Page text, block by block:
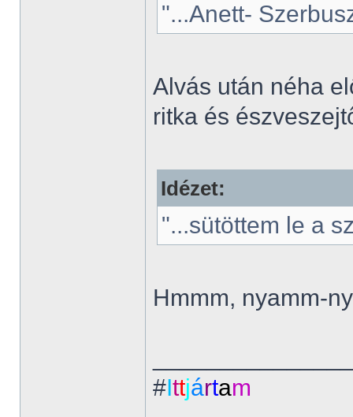
"...Anett-
Alvás után néha
ritka és
Idézet:
"...sütöttem le a
Hmmm, nyamm-
#Ittjártam